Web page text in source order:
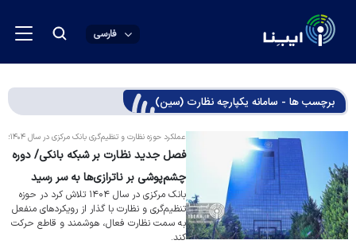
فارسی
برچسب ها - سامانه یکپارچه نظارت (سین)
عملکرد حوزه نظارت و تنظیم‌گری بانک مرکزی در سال ۱۴۰۴؛
فصل جدید نظارت بر شبکه بانکی/ دوره
چشم‌پوشی بر ناترازی‌ها به سر رسید
بانک مرکزی در سال ۱۴۰۴ تلاش کرد در حوزه
تنظیم‌گری و نظارت با گذار از رویکرد‌های منفعل
به سمت نظارت فعال، هوشمند و قاطع حرکت
کند.